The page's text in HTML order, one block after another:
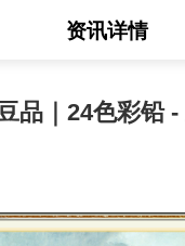
资讯详情
品｜24色彩铅